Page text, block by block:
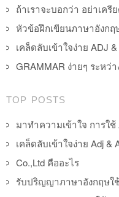
ถ้าเราจะบอกว่า อย่าเค
หัวข้อฝึกเขียนภาษาอังกฤ
เคล็ดลับเข้าใจง่าย ADJ
GRAMMAR ง่ายๆ ระหว่
TOP POSTS
มาทำความเข้าใจ การใ
เคล็ดลับเข้าใจง่าย Adj &
Co.,Ltd คืออะไร
รับปริญญาภาษาอังกฤษใ